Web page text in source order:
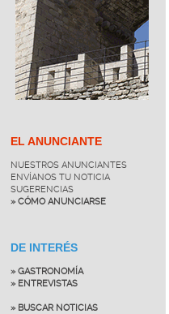
EL ANUNCIANTE
NUESTROS ANUNCIANTES
ENVÍANOS TU NOTICIA
SUGERENCIAS
» CÓMO ANUNCIARSE
DE INTERÉS
» GASTRONOMÍA
» ENTREVISTAS
» BUSCAR NOTICIAS